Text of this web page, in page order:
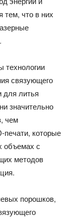
тем, что в них
технологии
связующего
для литья
значительно
чем
печати, которые
объемах с
методов
порошков,